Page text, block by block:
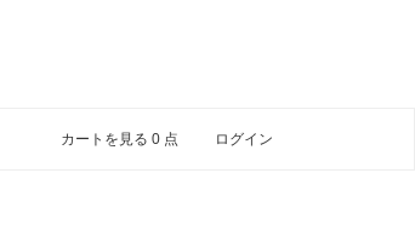
カートを見る 0 点 ログイン